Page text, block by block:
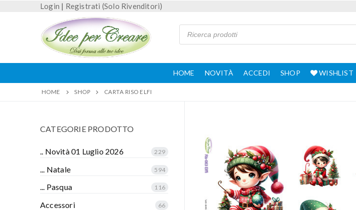
Login | Registrati (Solo Rivenditori)
HOME NOVITÀ ACCEDI SHOP WISHLIST
HOME SHOP CARTA RISO ELFI
CATEGORIE PRODOTTO
.. Novità 01 Luglio 2026 229
... Natale 594
... Pasqua 116
Accessori 66